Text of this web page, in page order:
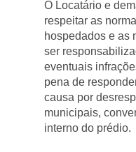
O Locatário e
respeitar as
hospedados e as
ser
eventuais
pena de
causa por
municipais,
interno do prédio.